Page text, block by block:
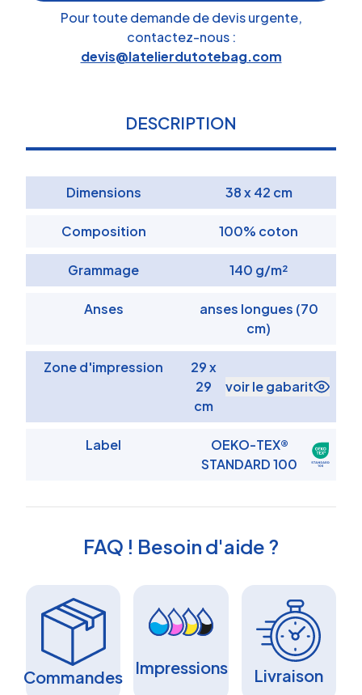
Pour toute demande de devis urgente,
contactez-nous :
devis@latelierdutotebag.com
DESCRIPTION
Dimensions 38 x 42 cm
Composition 100% coton
Grammage 140 g/m²
Anses
anses longues (70
cm)
Zone d'impression
29 x
29
cm
voir le gabarit
Label
OEKO-TEX®
STANDARD 100
FAQ ! Besoin d'aide ?
Commandes Impressions Livraison